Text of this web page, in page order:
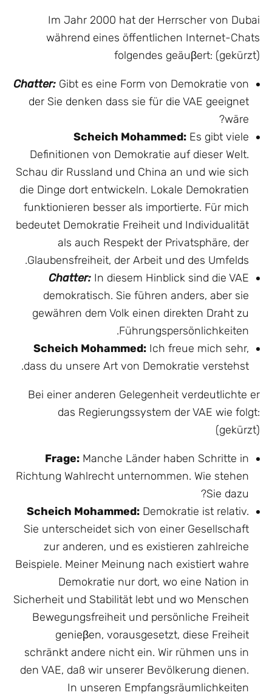
Im Jahr 2000 hat der Herrscher von Dubai
während eines öffentlichen Internet-Chats
folgendes geäuβert: (gekürzt)
Chatter: Gibt es eine Form von Demokratie von
der Sie denken dass sie für die VAE geeignet
wäre?
Scheich Mohammed: Es gibt viele
Definitionen von Demokratie auf dieser Welt.
Schau dir Russland und China an und wie sich
die Dinge dort entwickeln. Lokale Demokratien
funktionieren besser als importierte. Für mich
bedeutet Demokratie Freiheit und Individualität
als auch Respekt der Privatsphäre, der
Glaubensfreiheit, der Arbeit und des Umfelds.
Chatter: In diesem Hinblick sind die VAE
demokratisch. Sie führen anders, aber sie
gewähren dem Volk einen direkten Draht zu
Führungspersönlichkeiten.
Scheich Mohammed: Ich freue mich sehr,
dass du unsere Art von Demokratie verstehst.
Bei einer anderen Gelegenheit verdeutlichte er
das Regierungssystem der VAE wie folgt:
(gekürzt)
Frage: Manche Länder haben Schritte in
Richtung Wahlrecht unternommen. Wie stehen
Sie dazu?
Scheich Mohammed: Demokratie ist relativ.
Sie unterscheidet sich von einer Gesellschaft
zur anderen, und es existieren zahlreiche
Beispiele. Meiner Meinung nach existiert wahre
Demokratie nur dort, wo eine Nation in
Sicherheit und Stabilität lebt und wo Menschen
Bewegungsfreiheit und persönliche Freiheit
genieβen, vorausgesetzt, diese Freiheit
schränkt andere nicht ein. Wir rühmen uns in
den VAE, daß wir unserer Bevölkerung dienen.
In unseren Empfangsräumlichkeiten